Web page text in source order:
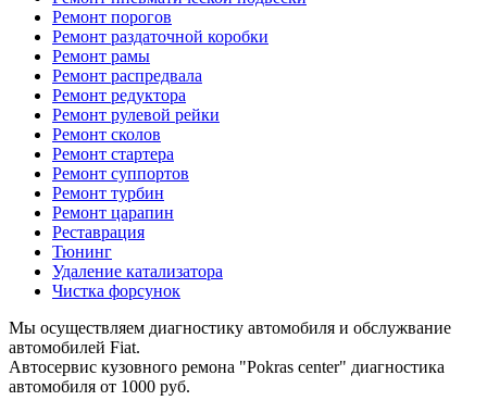
Ремонт порогов
Ремонт раздаточной коробки
Ремонт рамы
Ремонт распредвала
Ремонт редуктора
Ремонт рулевой рейки
Ремонт сколов
Ремонт стартера
Ремонт суппортов
Ремонт турбин
Ремонт царапин
Реставрация
Тюнинг
Удаление катализатора
Чистка форсунок
Мы осуществляем диагностику автомобиля и обслужвание
автомобилей Fiat.
Автосервис кузовного ремона "Pokras center" диагностика
автомобиля от 1000 руб.